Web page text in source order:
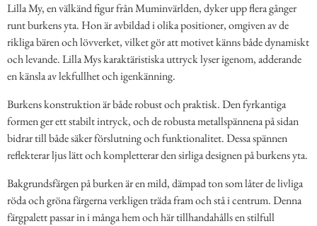
Lilla My, en välkänd figur från Muminvärlden, dyker upp flera gånger
runt burkens yta. Hon är avbildad i olika positioner, omgiven av de
rikliga bären och lövverket, vilket gör att motivet känns både dynamiskt
och levande. Lilla Mys karaktäristiska uttryck lyser igenom, adderande
en känsla av lekfullhet och igenkänning.
Burkens konstruktion är både robust och praktisk. Den fyrkantiga
formen ger ett stabilt intryck, och de robusta metallspännena på sidan
bidrar till både säker förslutning och funktionalitet. Dessa spännen
reflekterar ljus lätt och kompletterar den sirliga designen på burkens yta.
Bakgrundsfärgen på burken är en mild, dämpad ton som låter de livliga
röda och gröna färgerna verkligen träda fram och stå i centrum. Denna
färgpalett passar in i många hem och här tillhandahålls en stilfull